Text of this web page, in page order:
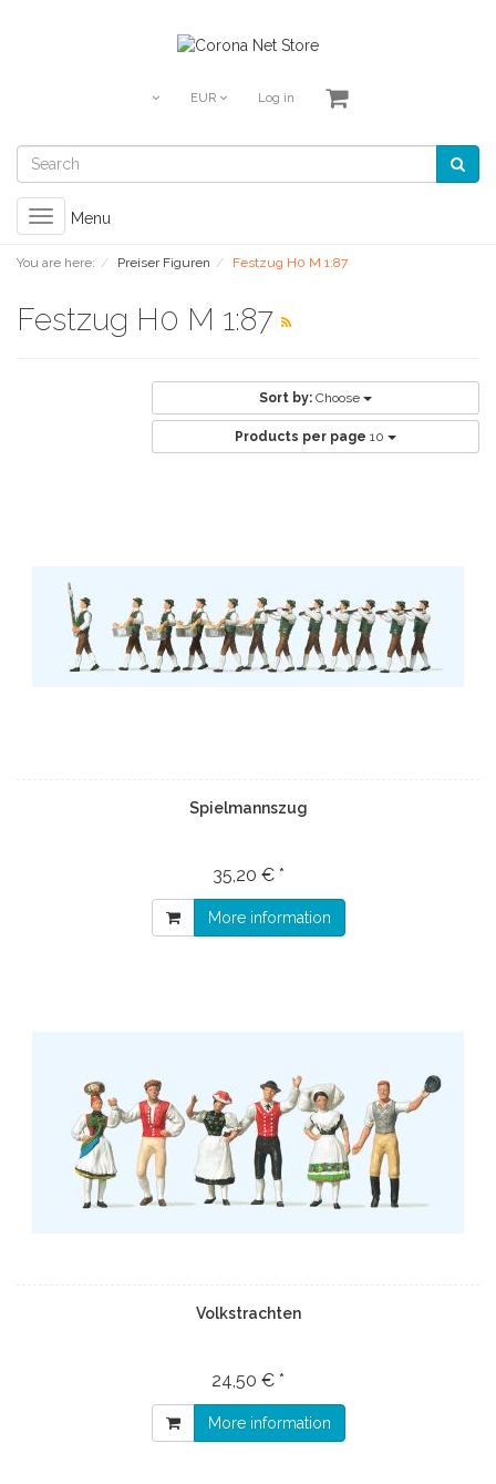
EUR Log in
Toggle
navigation
Menu
You are here: Preiser Figuren Festzug H0 M 1:87
Festzug H0 M 1:87
Sort by: Choose
Products per page 10
Spielmannszug
35,20 € *
More information
Volkstrachten
24,50 € *
More information